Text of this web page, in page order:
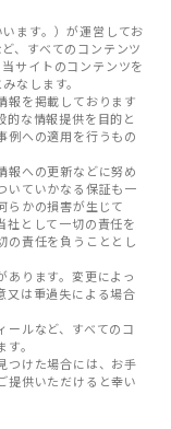
ます。）が運営してお
、すべてのコンテンツ
サイトのコンテンツを
なします。
報を掲載しております
的な情報提供を目的と
例への適用を行うもの
報への更新などに努め
いていかなる保証も一
らかの損害が生じて
社として一切の責任を
の責任を負うこととし
あります。変更によっ
又は重過失による場合
ールなど、すべてのコ
。
つけた場合には、お手
提供いただけると幸い